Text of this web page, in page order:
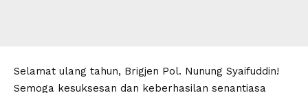
Selamat ulang tahun, Brigjen Pol. Nunung Syaifuddin!
Semoga kesuksesan dan keberhasilan senantiasa